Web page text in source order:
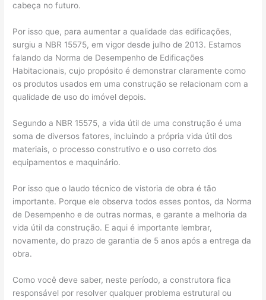
cabeça no futuro.
Por isso que, para aumentar a qualidade das edificações,
surgiu a NBR 15575, em vigor desde julho de 2013. Estamos
falando da Norma de Desempenho de Edificações
Habitacionais, cujo propósito é demonstrar claramente como
os produtos usados em uma construção se relacionam com a
qualidade de uso do imóvel depois.
Segundo a NBR 15575, a vida útil de uma construção é uma
soma de diversos fatores, incluindo a própria vida útil dos
materiais, o processo construtivo e o uso correto dos
equipamentos e maquinário.
Por isso que o laudo técnico de vistoria de obra é tão
importante. Porque ele observa todos esses pontos, da Norma
de Desempenho e de outras normas, e garante a melhoria da
vida útil da construção. E aqui é importante lembrar,
novamente, do prazo de garantia de 5 anos após a entrega da
obra.
Como você deve saber, neste período, a construtora fica
responsável por resolver qualquer problema estrutural ou